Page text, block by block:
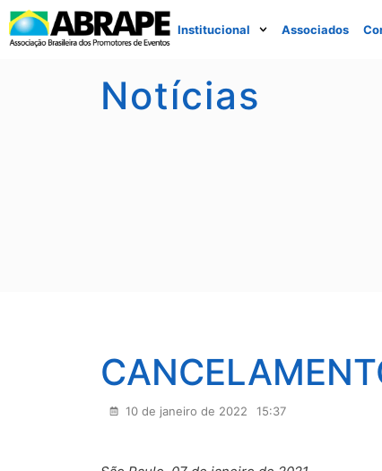
Institucional Associados
Notícias
10 de janeiro de 2022 15:37